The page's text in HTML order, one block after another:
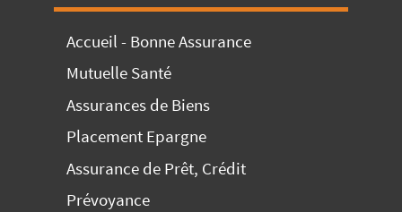
Accueil - Bonne Assurance
Mutuelle Santé
Assurances de Biens
Placement Epargne
Assurance de Prêt, Crédit
Prévoyance